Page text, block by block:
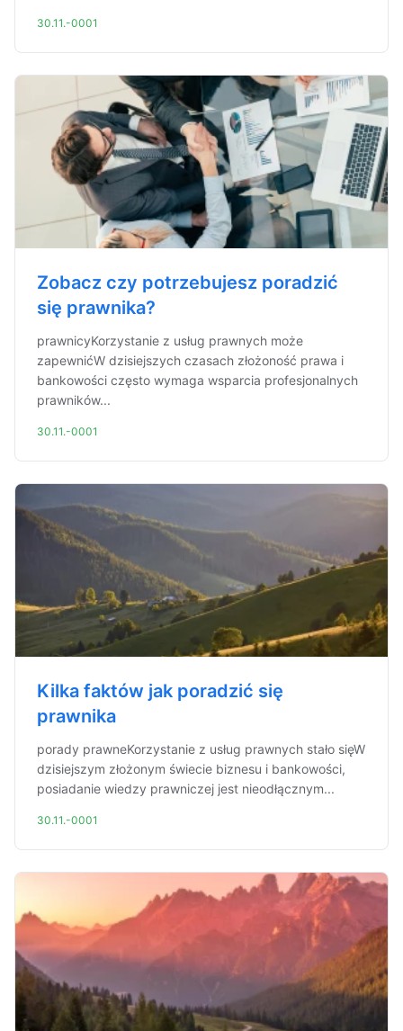
30.11.-0001
Zobacz czy potrzebujesz poradzić
się prawnika?
prawnicyKorzystanie z usług prawnych może
zapewnićW dzisiejszych czasach złożoność prawa i
bankowości często wymaga wsparcia profesjonalnych
prawników...
30.11.-0001
Kilka faktów jak poradzić się
prawnika
porady prawneKorzystanie z usług prawnych stało sięW
dzisiejszym złożonym świecie biznesu i bankowości,
posiadanie wiedzy prawniczej jest nieodłącznym...
30.11.-0001